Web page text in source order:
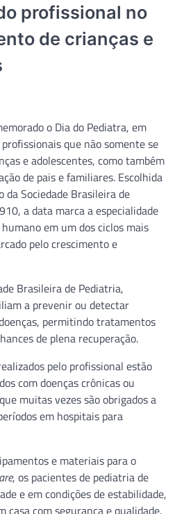
profissional no
de crianças e
o Dia do Pediatra, em
que não somente se
e adolescentes, como também
de pais e familiares. Escolhida
da Sociedade Brasileira de
a data marca a especialidade
em um dos ciclos mais
pelo crescimento e
Brasileira de Pediatria,
a prevenir ou detectar
permitindo tratamentos
de plena recuperação.
pelo profissional estão
com doenças crônicas ou
muitas vezes são obrigados a
em hospitais para
e materiais para o
, os pacientes de pediatria de
e em condições de estabilidade,
casa com segurança e qualidade.